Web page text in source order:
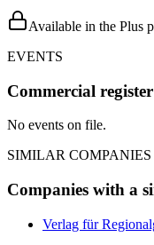
Available in the Plus
EVENTS
Commercial
No events on file.
SIMILAR COMPANIES
Companies with a
Verlag für